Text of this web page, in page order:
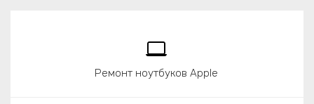
Ремонт ноутбуков Apple